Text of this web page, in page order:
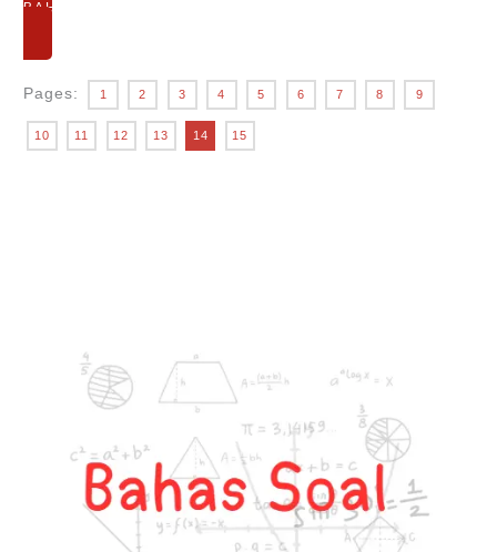
BAHAS SOAL PM UTBK 2023
Pages: 1 2 3 4 5 6 7 8 9
10 11 12 13 14 15